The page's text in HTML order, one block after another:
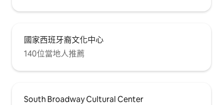
國家西班牙裔文化中心
140位當地人推薦
South Broadway Cultural Center